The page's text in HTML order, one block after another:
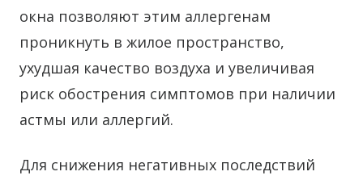
окна позволяют этим аллергенам
проникнуть в жилое пространство,
ухудшая качество воздуха и увеличивая
риск обострения симптомов при наличии
астмы или аллергий.
Для снижения негативных последствий